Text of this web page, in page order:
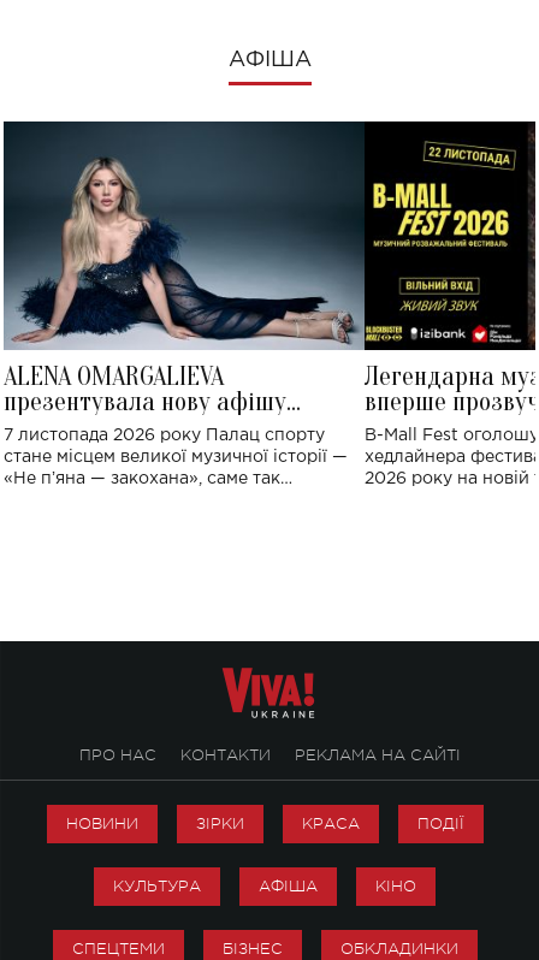
АФІША
ALENA OMARGALIEVA
презентувала нову афішу
великого концерту в Палаці
спорту
7 листопада 2026 року Палац спорту
стане місцем великої музичної історії —
«Не пʼяна — закохана», саме так
Легендарна
вперше
Україні: де
B-Mall Fest
хедлайнера
2026 року на новій
ПРО НАС КОНТАКТИ РЕКЛАМА НА САЙТІ
НОВИНИ ЗІРКИ КРАСА ПОДІЇ
КУЛЬТУРА АФІША КІНО
СПЕЦТЕМИ БІЗНЕС ОБКЛАДИНКИ